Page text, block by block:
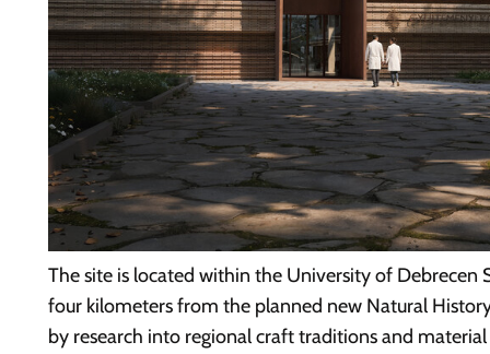
The site is located within the University of Debrecen
four kilometers from the planned new Natural
by research into regional craft traditions and